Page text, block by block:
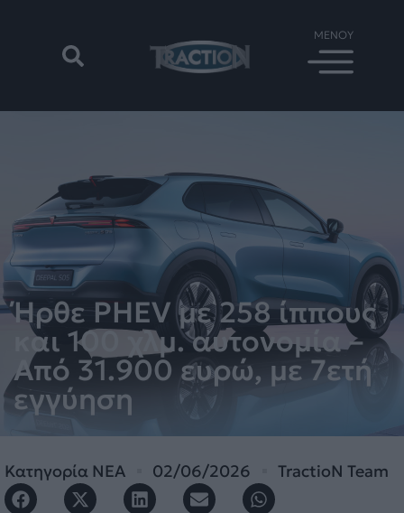
Ήρθε PHEV με 258 ίππους
και 100 χλμ. αυτονομία –
Από 31.900 ευρώ, με 7ετή
εγγύηση
Κατηγορία ΝΕΑ 02/06/2026 TractioN Team